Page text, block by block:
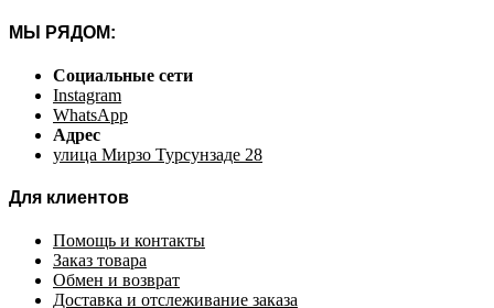
МЫ РЯДОМ:
Социальные сети
Instagram
WhatsApp
Адрес
улица Мирзо Турсунзаде 28
Для клиентов
Помощь и контакты
Заказ товара
Обмен и возврат
Доставка и отслеживание заказа